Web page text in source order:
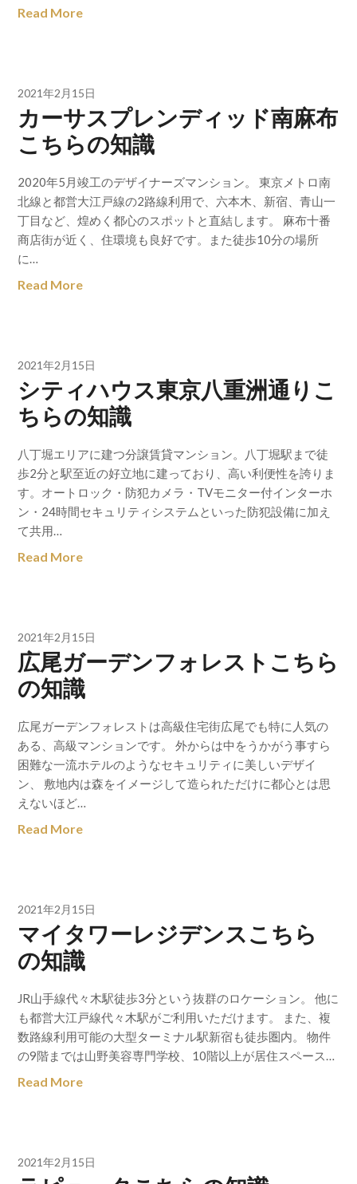
Read More
2021年2月15日
カーサスプレンディッド南麻布
こちらの知識
2020年5月竣工のデザイナーズマンション。 東京メトロ南
北線と都営大江戸線の2路線利用で、六本木、新宿、青山一
丁目など、煌めく都心のスポットと直結します。 麻布十番
商店街が近く、住環境も良好です。また徒歩10分の場所
に…
Read More
2021年2月15日
シティハウス東京八重洲通りこ
ちらの知識
八丁堀エリアに建つ分譲賃貸マンション。八丁堀駅まで徒
歩2分と駅至近の好立地に建っており、高い利便性を誇りま
す。オートロック・防犯カメラ・TVモニター付インターホ
ン・24時間セキュリティシステムといった防犯設備に加え
て共用…
Read More
2021年2月15日
広尾ガーデンフォレストこちら
の知識
広尾ガーデンフォレストは高級住宅街広尾でも特に人気の
ある、高級マンションです。 外からは中をうかがう事すら
困難な一流ホテルのようなセキュリティに美しいデザイ
ン、 敷地内は森をイメージして造られただけに都心とは思
えないほど…
Read More
2021年2月15日
マイタワーレジデンスこちら
の知識
JR山手線代々木駅徒歩3分という抜群のロケーション。 他に
も都営大江戸線代々木駅がご利用いただけます。 また、複
数路線利用可能の大型ターミナル駅新宿も徒歩圏内。 物件
の9階までは山野美容専門学校、10階以上が居住スペース…
Read More
2021年2月15日